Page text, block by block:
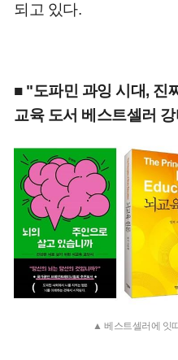
되고 있다.
■ "도파민 과잉 시대, 진
교육 도서 베스트셀러
▲ 베스트셀러에 잇